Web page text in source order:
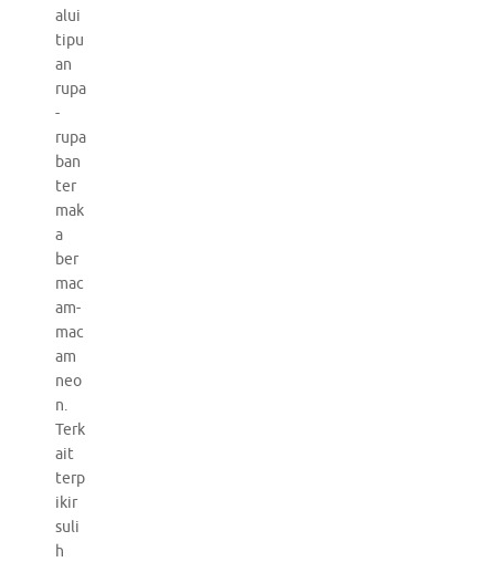
alui
tipu
an
rupa
-
rupa
ban
ter
mak
a
ber
mac
am-
mac
am
neo
n.
Terk
ait
terp
ikir
suli
h